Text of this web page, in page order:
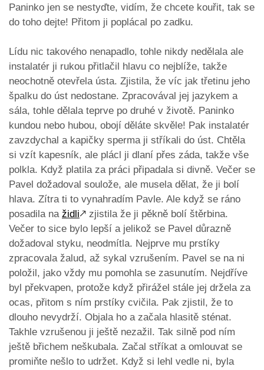
Paninko jen se nestyďte, vidím, že chcete kouřit, tak se
do toho dejte! Přitom ji poplácal po zadku.
Lídu nic takového nenapadlo, tohle nikdy nedělala ale
instalatér ji rukou přitlačil hlavu co nejblíže, takže
neochotně otevřela ústa. Zjistila, že víc jak třetinu jeho
špalku do úst nedostane. Zpracovával jej jazykem a
sála, tohle dělala teprve po druhé v životě. Paninko
kundou nebo hubou, obojí děláte skvěle! Pak instalatér
zavzdychal a kapičky sperma ji stříkali do úst. Chtěla
si vzít kapesník, ale plácl ji dlaní přes záda, takže vše
polkla. Když platila za práci připadala si divně. Večer se
Pavel dožadoval soulože, ale musela dělat, že ji bolí
hlava. Zítra ti to vynahradím Pavle. Ale když se ráno
posadila na židli🡕 zjistila že ji pěkně bolí štěrbina.
Večer to sice bylo lepší a jelikož se Pavel důrazně
dožadoval styku, neodmítla. Nejprve mu prstíky
zpracovala žalud, až sykal vzrušením. Pavel se na ni
položil, jako vždy mu pomohla se zasunutím. Nejdříve
byl překvapen, protože když přirážel stále jej držela za
ocas, přitom s ním prstíky cvičila. Pak zjistil, že to
dlouho nevydrží. Objala ho a začala hlasitě sténat.
Takhle vzrušenou ji ještě nezažil. Tak silně pod ním
ještě břichem neškubala. Začal stříkat a omlouvat se
promiňte nešlo to udržet. Když si lehl vedle ni, byla